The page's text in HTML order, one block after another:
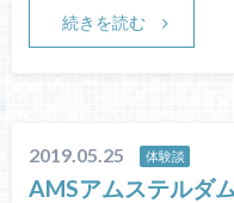
続きを読む
2019.05.25 体験談
AMSアムステルダ